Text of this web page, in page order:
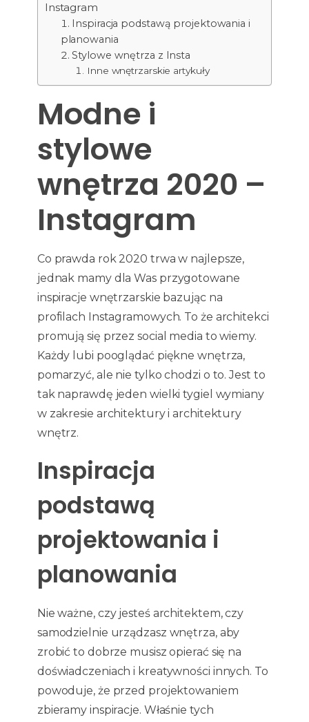
Instagram
Inspiracja podstawą projektowania i
planowania
Stylowe wnętrza z Insta
Inne wnętrzarskie artykuły
Modne i
stylowe
wnętrza 2020 –
Instagram
Co prawda rok 2020 trwa w najlepsze,
jednak mamy dla Was przygotowane
inspiracje wnętrzarskie bazując na
profilach Instagramowych. To że architekci
promują się przez social media to wiemy.
Każdy lubi pooglądać piękne wnętrza,
pomarzyć, ale nie tylko chodzi o to. Jest to
tak naprawdę jeden wielki tygiel wymiany
w zakresie architektury i architektury
wnętrz.
Inspiracja
podstawą
projektowania i
planowania
Nie ważne, czy jesteś architektem, czy
samodzielnie urządzasz wnętrza, aby
zrobić to dobrze musisz opierać się na
doświadczeniach i kreatywności innych. To
powoduje, że przed projektowaniem
zbieramy inspiracje. Właśnie tych